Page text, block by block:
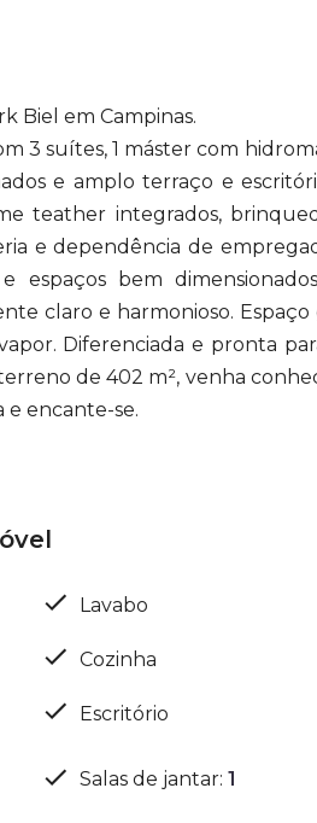
Biel em Campinas.
3 suítes, 1 máster com
e amplo terraço e
teather integrados,
e dependência de
espaços bem
claro e harmonioso.
Diferenciada e pronta
de 402 m², venha
e encante-se.
Lavabo
Cozinha
Escritório
Salas de jantar: 1